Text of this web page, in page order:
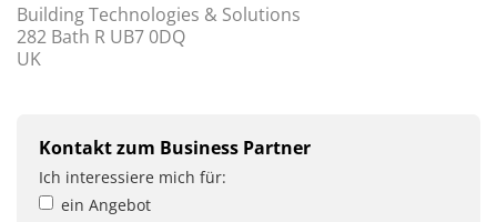
Building Technologies & Solutions
282 Bath R UB7 0DQ
UK
Kontakt zum Business Partner
Ich interessiere mich für:
ein Angebot